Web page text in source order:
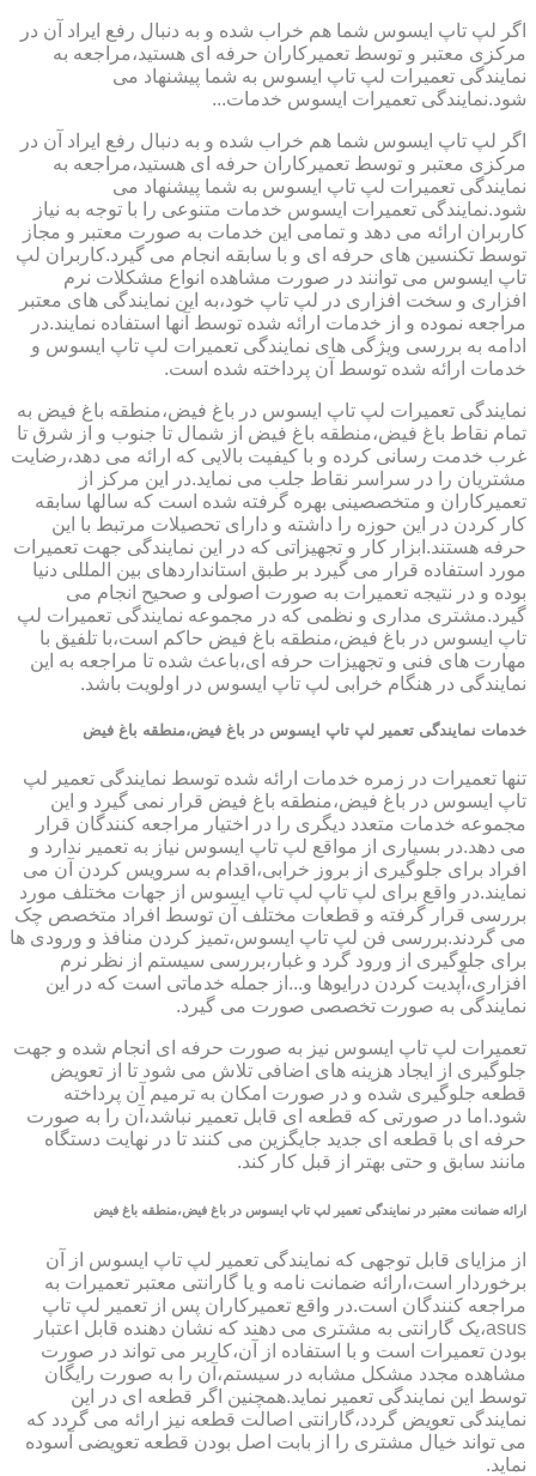
اگر لپ تاپ ایسوس شما هم خراب شده و به دنبال رفع ایراد آن در
مرکزی معتبر و توسط تعمیرکاران حرفه ای هستید،مراجعه به
نمایندگی تعمیرات لپ تاپ ایسوس به شما پیشنهاد می
شود.نمایندگی تعمیرات ایسوس خدمات...
اگر لپ تاپ ایسوس شما هم خراب شده و به دنبال رفع ایراد آن در
مرکزی معتبر و توسط تعمیرکاران حرفه ای هستید،مراجعه به
نمایندگی تعمیرات لپ تاپ ایسوس به شما پیشنهاد می
شود.نمایندگی تعمیرات ایسوس خدمات متنوعی را با توجه به نیاز
کاربران ارائه می دهد و تمامی این خدمات به صورت معتبر و مجاز
توسط تکنسین های حرفه ای و با سابقه انجام می گیرد.کاربران لپ
تاپ ایسوس می توانند در صورت مشاهده انواع مشکلات نرم
افزاری و سخت افزاری در لپ تاپ خود،به این نمایندگی های معتبر
مراجعه نموده و از خدمات ارائه شده توسط آنها استفاده نمایند.در
ادامه به بررسی ویژگی های نمایندگی تعمیرات لپ تاپ ایسوس و
خدمات ارائه شده توسط آن پرداخته شده است.
نمایندگی تعمیرات لپ تاپ ایسوس در باغ فیض،منطقه باغ فیض به
تمام نقاط باغ فیض،منطقه باغ فیض از شمال تا جنوب و از شرق تا
غرب خدمت رسانی کرده و با کیفیت بالایی که ارائه می دهد،رضایت
مشتریان را در سراسر نقاط جلب می نماید.در این مرکز از
تعمیرکاران و متخصصینی بهره گرفته شده است که سالها سابقه
کار کردن در این حوزه را داشته و دارای تحصیلات مرتبط با این
حرفه هستند.ابزار کار و تجهیزاتی که در این نمایندگی جهت تعمیرات
مورد استفاده قرار می گیرد بر طبق استانداردهای بین المللی دنیا
بوده و در نتیجه تعمیرات به صورت اصولی و صحیح انجام می
گیرد.مشتری مداری و نظمی که در مجموعه نمایندگی تعمیرات لپ
تاپ ایسوس در باغ فیض،منطقه باغ فیض حاکم است،با تلفیق با
مهارت های فنی و تجهیزات حرفه ای،باعث شده تا مراجعه به این
نمایندگی در هنگام خرابی لپ تاپ ایسوس در اولویت باشد.
خدمات نمایندگی تعمیر لپ تاپ ایسوس در باغ فیض،منطقه باغ فیض
تنها تعمیرات در زمره خدمات ارائه شده توسط نمایندگی تعمیر لپ
تاپ ایسوس در باغ فیض،منطقه باغ فیض قرار نمی گیرد و این
مجموعه خدمات متعدد دیگری را در اختیار مراجعه کنندگان قرار
می دهد.در بسیاری از مواقع لپ تاپ ایسوس نیاز به تعمیر ندارد و
افراد برای جلوگیری از بروز خرابی،اقدام به سرویس کردن آن می
نمایند.در واقع برای لپ تاپ لپ تاپ ایسوس از جهات مختلف مورد
بررسی قرار گرفته و قطعات مختلف آن توسط افراد متخصص چک
می گردند.بررسی فن لپ تاپ ایسوس،تمیز کردن منافذ و ورودی ها
برای جلوگیری از ورود گرد و غبار،بررسی سیستم از نظر نرم
افزاری،آپدیت کردن درایوها و...از جمله خدماتی است که در این
نمایندگی به صورت تخصصی صورت می گیرد.
تعمیرات لپ تاپ ایسوس نیز به صورت حرفه ای انجام شده و جهت
جلوگیری از ایجاد هزینه های اضافی تلاش می شود تا از تعویض
قطعه جلوگیری شده و در صورت امکان به ترمیم آن پرداخته
شود.اما در صورتی که قطعه ای قابل تعمیر نباشد،آن را به صورت
حرفه ای با قطعه ای جدید جایگزین می کنند تا در نهایت دستگاه
مانند سابق و حتی بهتر از قبل کار کند.
ارائه ضمانت معتبر در نمایندگی تعمیر لپ تاپ ایسوس در باغ فیض،منطقه باغ فیض
از مزایای قابل توجهی که نمایندگی تعمیر لپ تاپ ایسوس از آن
برخوردار است،ارائه ضمانت نامه و یا گارانتی معتبر تعمیرات به
مراجعه کنندگان است.در واقع تعمیرکاران پس از تعمیر لپ تاپ
asus،یک گارانتی به مشتری می دهند که نشان دهنده قابل اعتبار
بودن تعمیرات است و با استفاده از آن،کاربر می تواند در صورت
مشاهده مجدد مشکل مشابه در سیستم،آن را به صورت رایگان
توسط این نمایندگی تعمیر نماید.همچنین اگر قطعه ای در این
نمایندگی تعویض گردد،گارانتی اصالت قطعه نیز ارائه می گردد که
می تواند خیال مشتری را از بابت اصل بودن قطعه تعویضی آسوده
نماید.